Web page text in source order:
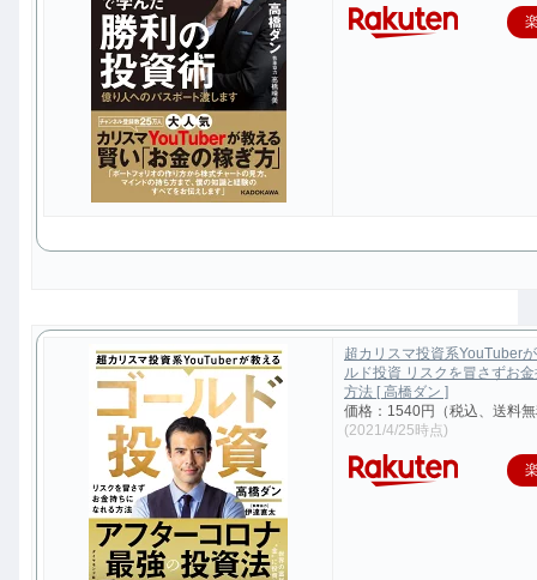
超カリスマ投資系YouTuber
ルド投資 リスクを冒さずお
方法 [ 高橋ダン ]
価格：1540円（税込、送料
(2021/4/25時点)